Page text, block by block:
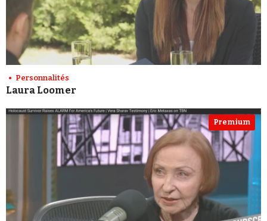
Personnalités
Laura Loomer
Premium